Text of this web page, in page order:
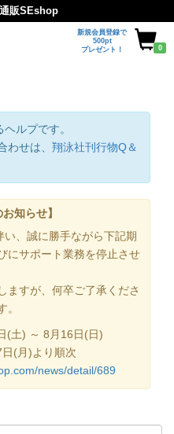
販SEshop
新規会員登録で
500pt
プレゼント！
0
ルプです。
わせは、 翔泳社刊行物Q＆
知らせ】
、誠に勝手ながら下記期
にサポート業務を停止させ
ますが、何卒ご了承くださ
。
土) ～ 8月16日(日)
(月)より順次
news/detail/689